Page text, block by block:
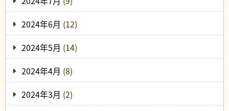
2024年6月 (12)
2024年5月 (14)
2024年4月 (8)
2024年3月 (2)